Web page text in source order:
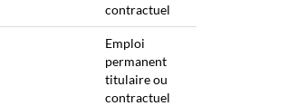
contractuel
Emploi
permanent
titulaire ou
contractuel